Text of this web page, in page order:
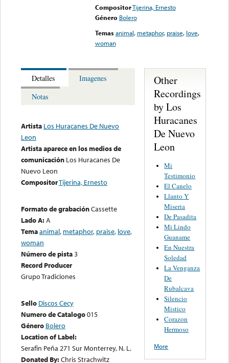
CompositorTijerina, Ernesto
Género Bolero
Temas animal, metaphor, praise, love,
woman
Detalles
Imagenes
Notas
Artista Los Huracanes De Nuevo
Leon
Artista aparece en los medios de
comunicación Los Huracanes De
Nuevo Leon
CompositorTijerina, Ernesto
Formato de grabaciónCassette
Lado A:A
Temaanimal, metaphor, praise, love,
woman
Número de pista3
Record Producer
Grupo Tradiciones
Sello Discos Cecy
Numero de Catalogo015
Género Bolero
Location of Label:
Serafin Peña 271 Sur Monterrey, N. L.
Donated By:Chris Strachwitz
Other
Recordings
by Los
Huracanes
De Nuevo
Leon
Mi
Testimonio
El Canelo
Llanto Y
Miseria
De Pasadita
Mi Lindo
Guaname
En Nuestra
Soledad
La Venganza
De
Rubalcava
Silencio
Mistico
Corazon
Hermoso
More